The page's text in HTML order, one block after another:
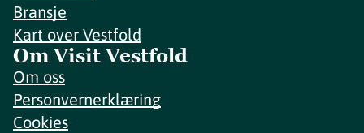
Bransje
Kart over Vestfold
Om Visit Vestfold
Om oss
Personvernerklæring
Cookies